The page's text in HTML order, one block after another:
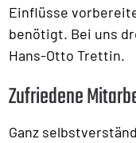
Einflüsse
benötigt. Bei uns
Hans-Otto Trettin.
Zufriedene
Ganz